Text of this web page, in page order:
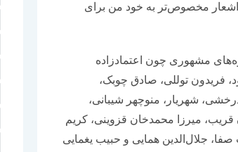
اشعار مخصوص‌تر به خود من برای
تیر ۱۳۲۵ به طول انجامید، چهره‌های مشهوری چون اعتمادزاده
فریدون توللی، صادق چوبک،
شهریار، منوچهر شیبانی،
میرزا محمدخان قزوینی، کریم
جلال‌الدین همایی و حبیب یغمایی